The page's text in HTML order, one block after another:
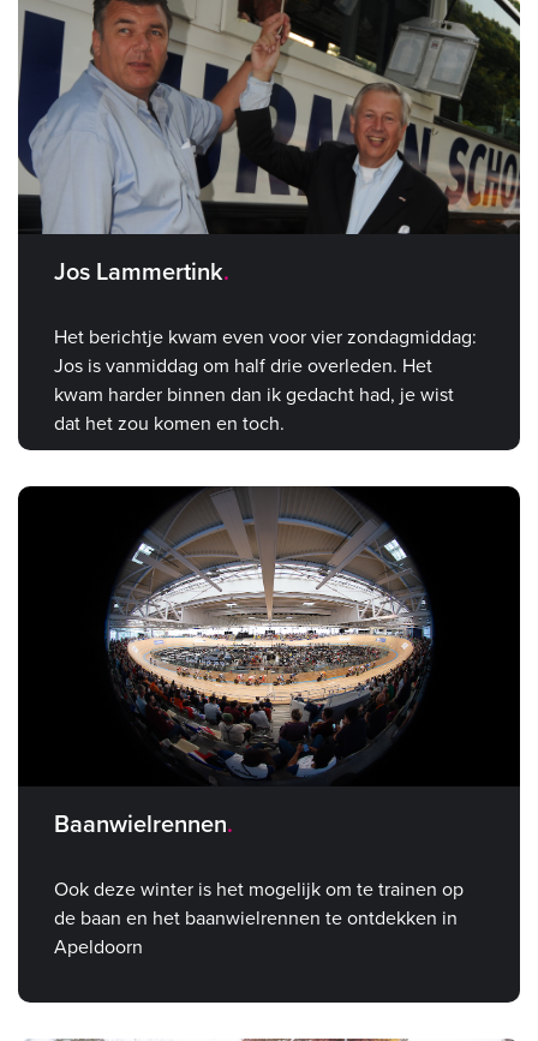
Jos Lammertink
Het berichtje kwam even voor vier zondagmiddag:
Jos is vanmiddag om half drie overleden. Het
kwam harder binnen dan ik gedacht had, je wist
dat het zou komen en toch.
Baanwielrennen
Ook deze winter is het mogelijk om te trainen op
de baan en het baanwielrennen te ontdekken in
Apeldoorn